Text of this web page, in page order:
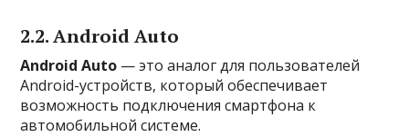
2.2. Android Auto
Android Auto — это аналог для пользователей
Android-устройств, который обеспечивает
возможность подключения смартфона к
автомобильной системе.